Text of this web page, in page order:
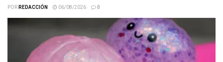
PORREDACCIÓN 06/08/2026 0